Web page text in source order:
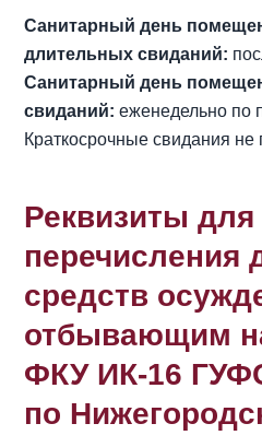
Санитарный день
длительных свиданий:
Санитарный день
свиданий: еженедельно по
Краткосрочные свидания не
Реквизиты для
перечисления
средств
отбывающим
ФКУ ИК-16
по